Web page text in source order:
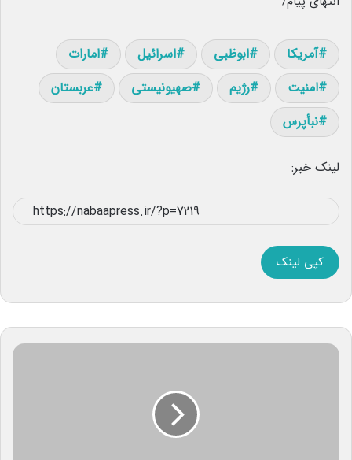
آمریکا ابوظبی اسرائیل
امارات
امنیت
رژیم صهیونیستی
عربستان
نبأپرس
لینک خبر:
کپی لینک